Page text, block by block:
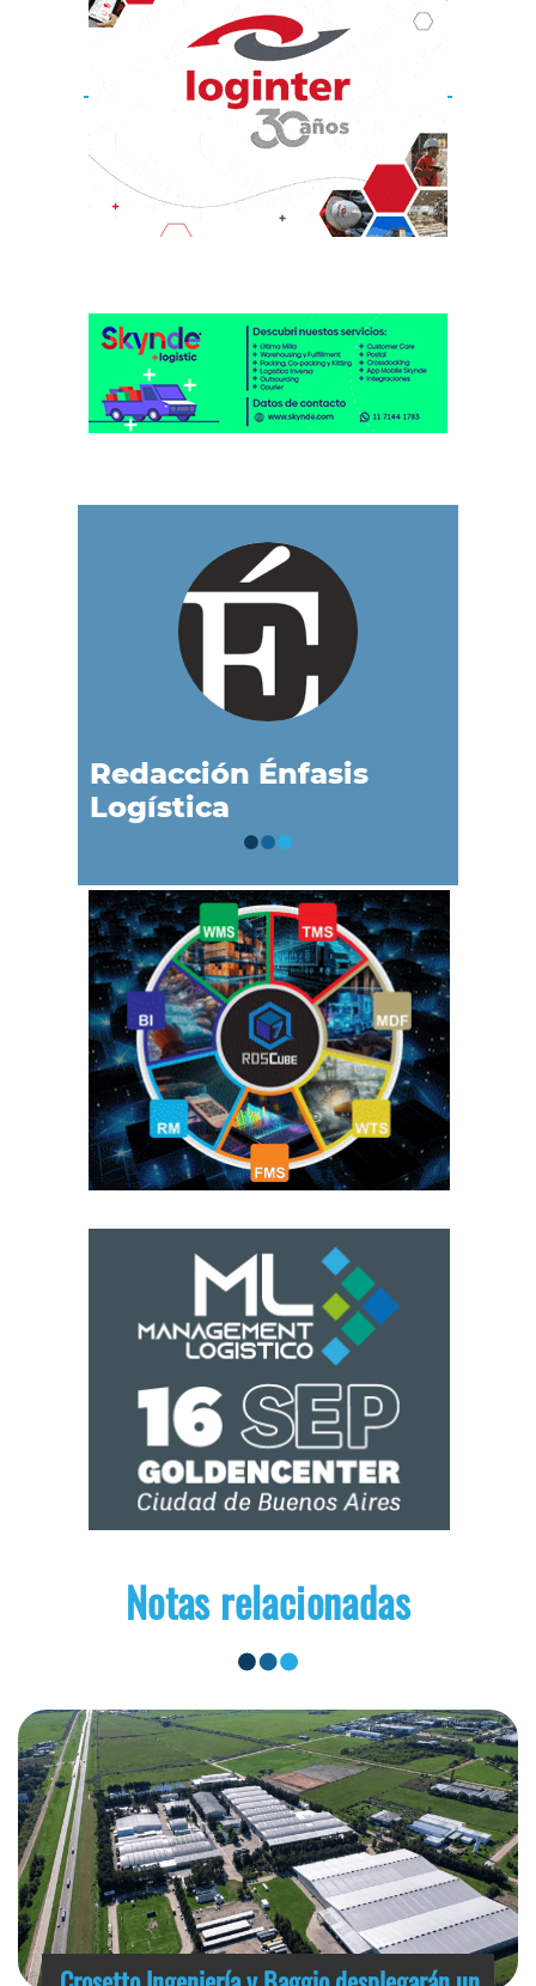
Redacción Énfasis
Logística
Notas relacionadas